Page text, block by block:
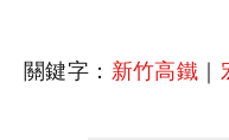
關鍵字： 新竹高鐵 ｜